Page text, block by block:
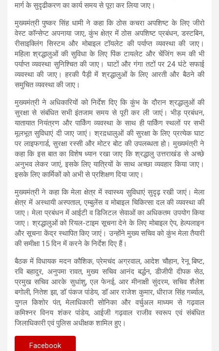
मार्ग के सुदृढीकरण का कार्य समय से पूरा कर लिया जाए।
मुख्यमंत्री पुष्कर सिंह धामी ने कहा कि ठोस कचरा अपशिष्ट के लिए जीरो
वेस्ट कॉन्सेप्ट अपनाया जाए, कुंभ क्षेत्र में ठोस अपशिष्ट प्रबंधन, डस्टबिन,
रीसाइक्लिंग सिस्टम और मोबाइल टॉयलेट की पर्याप्त व्यवस्था की जाए।
महिला श्रद्धालुओं की सुविधा के लिए पिंक टायलेट और चेंजिंग रूम की भी
पर्याप्त व्यवस्था सुनिश्चित की जाए। घाटों और गंगा तटों पर 24 घंटे सफाई
व्यवस्था की जाए। हरकी पैड़ी में श्रद्धालुओं के लिए आरती और बैठने की
समुचित व्यवस्था की जाए।
मुख्यमंत्री ने अधिकारियों को निर्देश दिए कि कुंभ के दौरान श्रद्धालुओं की
सुरक्षा से संबंधित सभी इंतजाम समय से पूरी कर ली जाएं। भीड़ प्रबंधन,
यातायात नियंत्रण और पार्किंग व्यवस्था के साथ ही पार्किंग स्थलों पर सभी
मूलभूत सुविधाएं दी जाए जाएं। श्रद़धालुओं की सुरक्षा के लिए प्रत्येक घाट
पर लाइफगार्ड, सुरक्षा रस्सी और मोटर बोट की उपलब्धता हो। मुख्यमंत्री ने
कहा कि इस बात का विशेष ध्यान रखा जाए कि श्रद्धालु उत्तराखंड से अच्छे
अनुभव लेकर जाएं, इसके लिए यात्रियों के साथ अच्छा व्यवहार किया जाए।
इसके लिए कार्मिकों को अभी से प्रशिक्षण दिया जाए।
मुख्यमंत्री ने कहा कि मेला क्षेत्र में स्वास्थ्य सुविधाएं सुदृढ़ रखी जाएं। मेला
क्षेत्र में अस्थायी अस्पताल, एम्बुलेंस व मोबाइल चिकित्सा दल की व्यवस्था की
जाए। मेला प्रबंधन में आईटी व डिजिटल सेवाओं का अधिकतम उपयोग किया
जाए। श्रद्धालुओं को रियल-टाइम सूचना देने के लिए मोबाइल ऐप, हेल्पलाइन
और सूचना केंद्र स्थापित किए जाएं। उन्होंने मुख्य सचिव को कुंभ मेला तैयारी
की समीक्षा 15 दिन में करने के निर्देश दिए हैं।
बैठक में विधायक मदन कौशिक, प्रेमचंद अग्रवाल, आदेश चौहान, रेनू बिष्ट,
रवि बहादुर, अनुपमा रावत, मुख्य सचिव आनंद बर्द्धन, डीजीपी दीपक सेठ,
प्रमुख सचिव आरके सुधांशु, एल फेनई, आर मीनाक्षी सुंदरम, सचिव शैलेश
बगोली, नितेश झा, डॉ पंकज पांडेय, डॉ आर राजेश कुमार, धीराज सिंह गर्ब्याल,
युगल किशोर पंत, मेलाधिकारी सोनिका और वर्चुअल माध्यम से गढ़वाल
कमिश्नर विनय शंकर पांडेय, आईजी गढ़वाल राजीव स्वरूप एवं संबंधित
जिलाधिकारी एवं पुलिस अधीक्षक शामिल हुए।
Facebook